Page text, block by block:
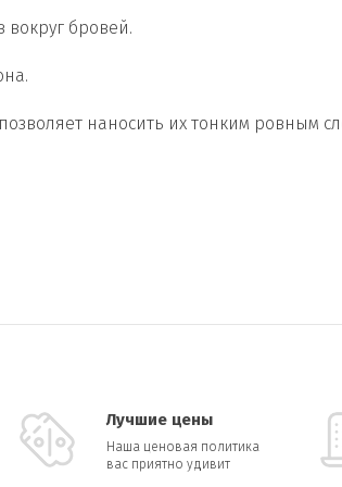
вокруг бровей.
наносить их тонким ровным
Лучшие цены
Наша ценовая политика
вас приятно удивит